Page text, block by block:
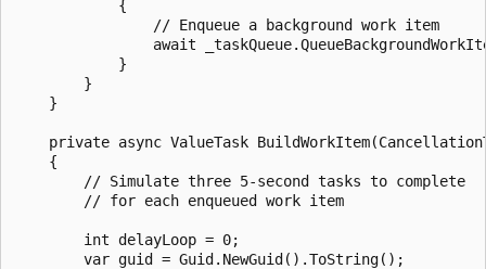
            {
                // Enqueue a background work item
await
            }
        }
    }
private async ValueTask
    {
        // Simulate three 5-second tasks to complete
        // for each enqueued work item
        int delayLoop = 0;
        var guid = Guid.NewGuid().ToString();